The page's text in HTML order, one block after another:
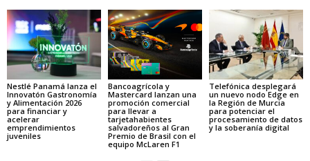
Nestlé Panamá lanza el
Innovatón Gastronomía
y Alimentación 2026
para financiar y
acelerar
emprendimientos
juveniles
Bancoagrícola y
Mastercard lanzan una
promoción comercial
para llevar a
tarjetahabientes
salvadoreños al Gran
Premio de Brasil con el
equipo McLaren F1
Telefónica desplegará
un nuevo nodo Edge en
la Región de Murcia
para potenciar el
procesamiento de datos
y la soberanía digital